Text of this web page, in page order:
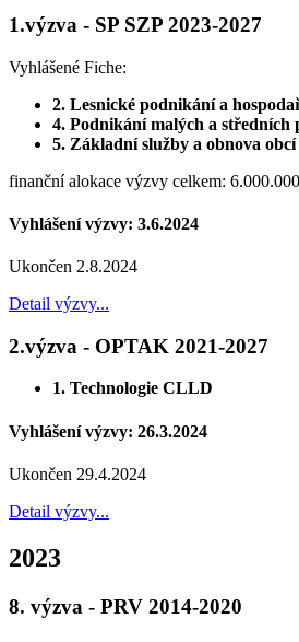
1.výzva - SP SZP 2023-2027
Vyhlášené Fiche:
2. Lesnické podnikání a
4. Podnikání malých a středních
5. Základní služby a obnova obcí
finanční alokace výzvy celkem:
Vyhlášení výzvy: 3.6.2024
Ukončen 2.8.2024
Detail výzvy...
2.výzva - OPTAK 2021-2027
1. Technologie CLLD
Vyhlášení výzvy: 26.3.2024
Ukončen 29.4.2024
Detail výzvy...
2023
8. výzva - PRV 2014-2020